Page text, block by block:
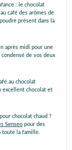
: le chocolat
café des arômes de
présent dans la
après midi pour une
de vos deux
au chocolat
excellent chocolat et
chocolat chaud ?
Senseo pour des
toute la famille.